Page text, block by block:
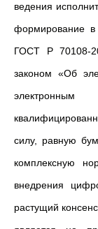
ведения
формирование в
ГОСТ Р 70108-
законом «Об
силу, равную
комплексную
внедрения
растущий